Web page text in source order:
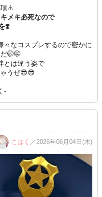
⚠️
メキ必死なので
❣️
々なコスプレするので密かに
🤭🤭
とは違う姿で
うぜ😎😎
-
こはく ／2026年06月04日(木)